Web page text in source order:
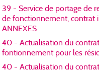
39 - Service de portage de
de fonctionnement, contrat
ANNEXES
40 - Actualisation du
fontionnement pour les
40 - Actualisation du